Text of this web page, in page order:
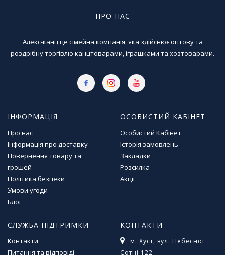
ПРО НАС
Алекс-канц це сімейна компанія, яка здійснює оптову та
роздрібну торгівлю канцтоварами, іграшками та хозтоварами.
ІНФОРМАЦІЯ
Про нас
Інформація про доставку
Повернення товару та
грошей
Політика безпеки
Умови угоди
Блог
ОСОБИСТИЙ КАБІНЕТ
Особистий Кабінет
Історія замовлень
Закладки
Розсилка
Акції
СЛУЖБА ПІДТРИМКИ
Контакти
Питання та відповіді
КОНТАКТИ
м. Хуст, вул. Небесної
Сотні 122